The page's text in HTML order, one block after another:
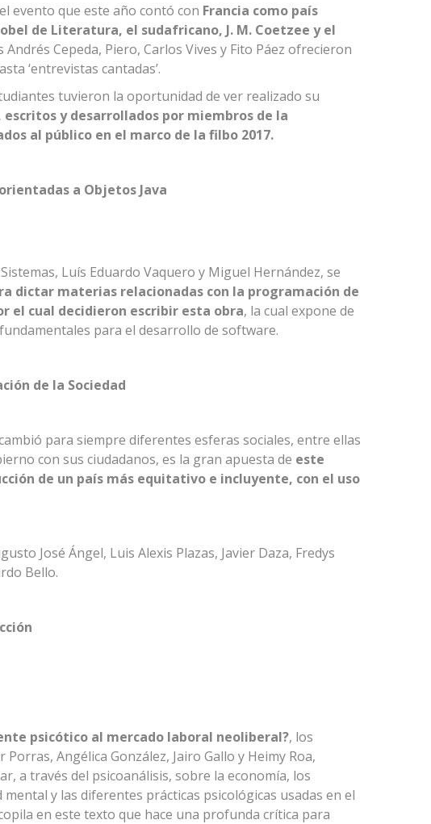
evento que este año contó con Francia como país
de Literatura, el sudafricano, J. M. Coetzee y el
Andrés Cepeda, Piero, Carlos Vives y Fito Páez ofrecieron
‘entrevistas cantadas’.
tuvieron la oportunidad de ver realizado su
escritos y desarrollados por miembros de la
al público en el marco de la filbo 2017.
a Objetos Java
Luís Eduardo Vaquero y Miguel Hernández, se
dictar materias relacionadas con la programación de
el cual decidieron escribir esta obra, la cual expone de
para el desarrollo de software.
de la Sociedad
para siempre diferentes esferas sociales, entre ellas
con sus ciudadanos, es la gran apuesta de este
de un país más equitativo e incluyente, con el uso
José Ángel, Luis Alexis Plazas, Javier Daza, Fredys
Bello.
psicótico al mercado laboral neoliberal?, los
Angélica González, Jairo Gallo y Heimy Roa,
a través del psicoanálisis, sobre la economía, los
y las diferentes prácticas psicológicas usadas en el
en este texto que hace una profunda crítica para